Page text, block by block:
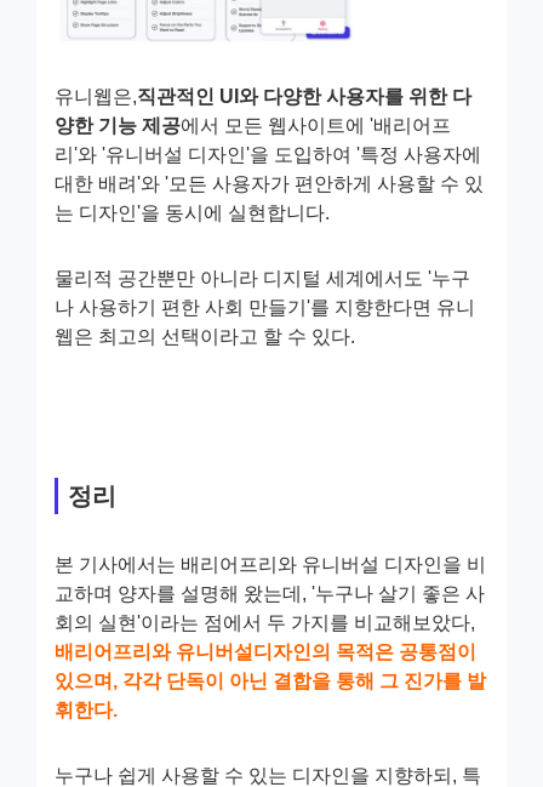
유니웹은,직관적인 UI와 다양한 사용자를 위한 다
양한 기능 제공에서 모든 웹사이트에 '배리어프
리'와 '유니버설 디자인'을 도입하여 '특정 사용자에
대한 배려'와 '모든 사용자가 편안하게 사용할 수 있
는 디자인'을 동시에 실현합니다.
물리적 공간뿐만 아니라 디지털 세계에서도 '누구
나 사용하기 편한 사회 만들기'를 지향한다면 유니
웹은 최고의 선택이라고 할 수 있다.
정리
본 기사에서는 배리어프리와 유니버설 디자인을 비
교하며 양자를 설명해 왔는데, '누구나 살기 좋은 사
회의 실현'이라는 점에서 두 가지를 비교해보았다,
배리어프리와 유니버설디자인의 목적은 공통점이
있으며, 각각 단독이 아닌 결합을 통해 그 진가를 발
휘한다.
누구나 쉽게 사용할 수 있는 디자인을 지향하되, 특